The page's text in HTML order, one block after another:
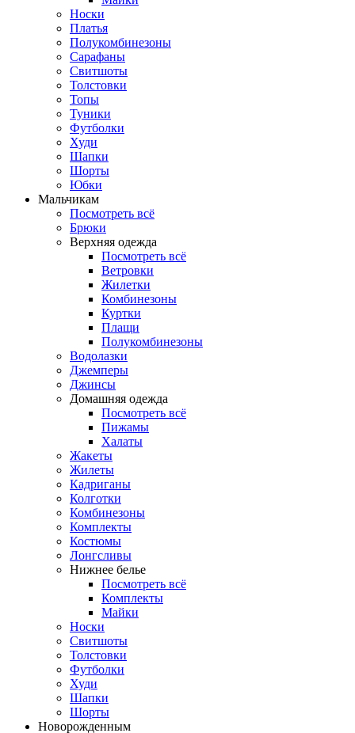
Носки
Платья
Полукомбинезоны
Сарафаны
Свитшоты
Толстовки
Топы
Туники
Футболки
Худи
Шапки
Шорты
Юбки
Мальчикам
Посмотреть всё
Брюки
Верхняя одежда
Посмотреть всё
Ветровки
Жилетки
Комбинезоны
Куртки
Плащи
Полукомбинезоны
Водолазки
Джемперы
Джинсы
Домашняя одежда
Посмотреть всё
Пижамы
Халаты
Жакеты
Жилеты
Кадриганы
Колготки
Комбинезоны
Комплекты
Костюмы
Лонгсливы
Нижнее белье
Посмотреть всё
Комплекты
Майки
Носки
Свитшоты
Толстовки
Футболки
Худи
Шапки
Шорты
Новорожденным